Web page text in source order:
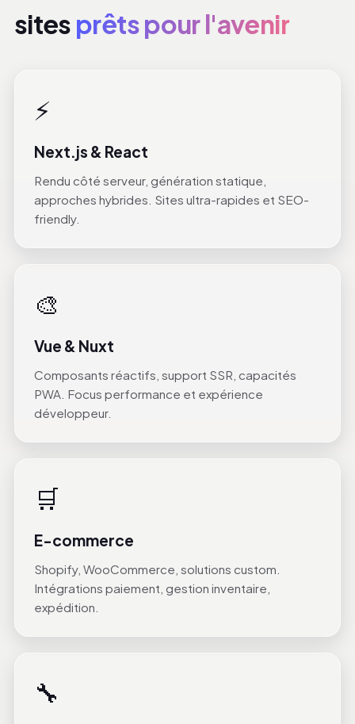
sites prêts pour l'avenir
⚡
Next.js & React
Rendu côté serveur, génération statique,
approches hybrides. Sites ultra-rapides et SEO-
friendly.
🎨
Vue & Nuxt
Composants réactifs, support SSR, capacités
PWA. Focus performance et expérience
développeur.
🛒
E-commerce
Shopify, WooCommerce, solutions custom.
Intégrations paiement, gestion inventaire,
expédition.
🔧